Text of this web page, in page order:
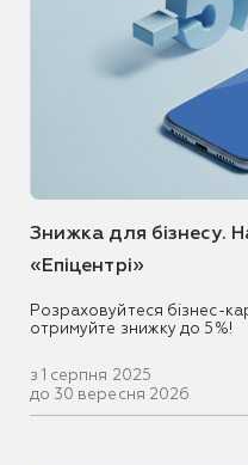
Знижка для бізнесу.
«Епіцентрі»
Розраховуйтеся бізнес-
отримуйте знижку до 5%!
з 1 серпня 2025
до 30 вересня 2026